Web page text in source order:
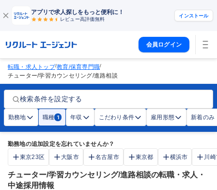
アプリで求人探しをもっと便利に！
レビュー高評価無料
インストール
会員ログイン
転職・求人トップ/教育/保育専門職/
チューター/学習カウンセリング/進路相談
検索条件を設定する
勤務地 職種 1 年収 こだわり条件 雇用形態 新着のみ
勤務地の追加設定を忘れていませんか？
東京23区
大阪市 名古屋市 東京都 横浜市 川
チューター/学習カウンセリング/進路相談の転職・求人・
中途採用情報